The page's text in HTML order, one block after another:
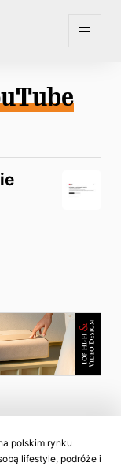
polskim rynku
lifestyle, podróże i